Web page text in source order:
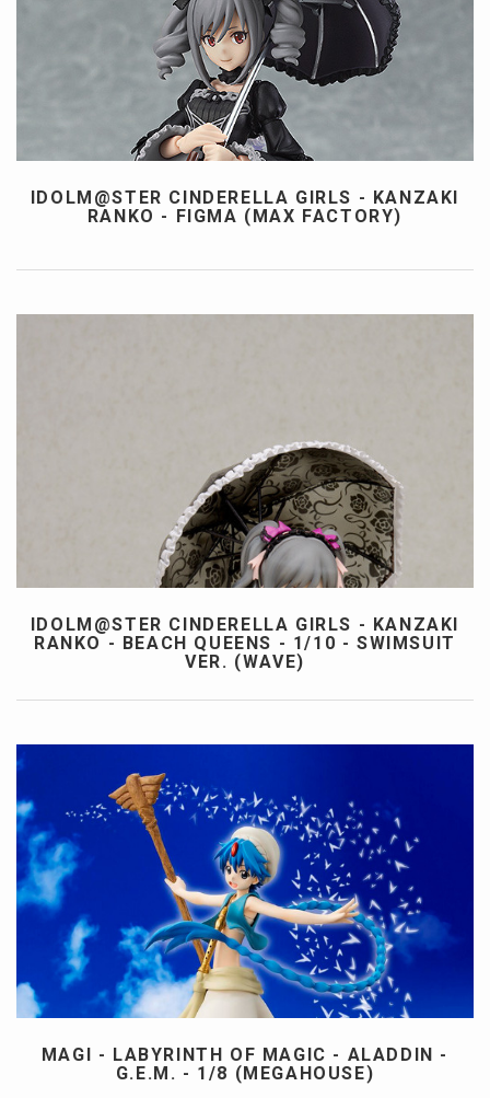
IDOLM@STER CINDERELLA GIRLS - KANZAKI
RANKO - FIGMA (MAX FACTORY)
IDOLM@STER CINDERELLA GIRLS - KANZAKI
RANKO - BEACH QUEENS - 1/10 - SWIMSUIT
VER. (WAVE)
MAGI - LABYRINTH OF MAGIC - ALADDIN -
G.E.M. - 1/8 (MEGAHOUSE)